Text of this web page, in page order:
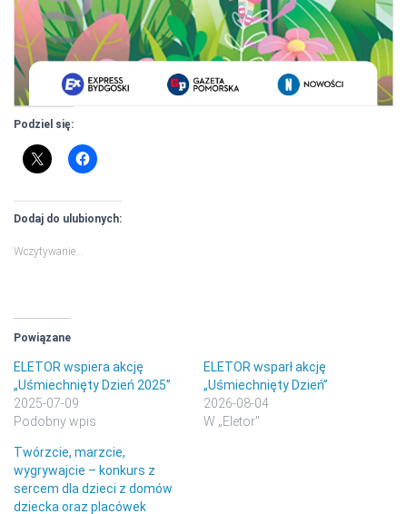
Podziel się:
Dodaj do ulubionych:
Wczytywanie…
Powiązane
ELETOR wspiera akcję
„Uśmiechnięty Dzień 2025”
2025-07-09
Podobny wpis
ELETOR wsparł akcję
„Uśmiechnięty Dzień”
2026-08-04
W „Eletor"
Twórzcie, marzcie,
wygrywajcie – konkurs z
sercem dla dzieci z domów
dziecka oraz placówek